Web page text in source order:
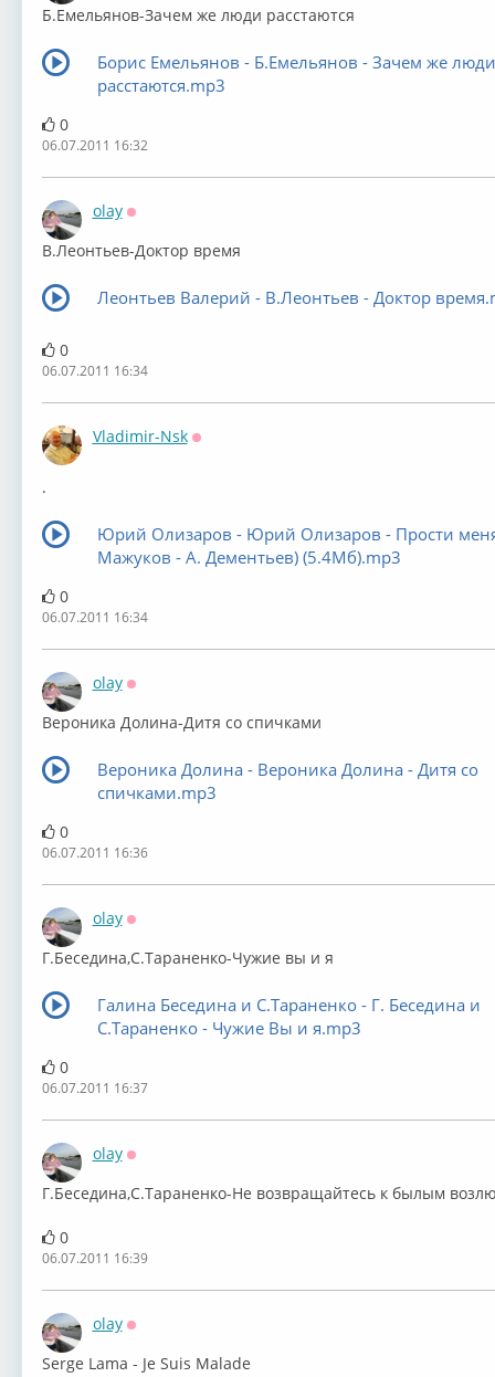
Б.Емельянов-Зачем же люди расстаются
Борис Емельянов - Б.Емельянов - Зачем же люди
расстаются.mp3
0
06.07.2011 16:32
olay
В.Леонтьев-Доктор время
Леонтьев Валерий - В.Леонтьев - Доктор
0
06.07.2011 16:34
Vladimir-Nsk
.
Юрий Олизаров - Юрий Олизаров - Прости
Мажуков - А. Дементьев) (5.4Мб).mp3
0
06.07.2011 16:34
olay
Вероника Долина-Дитя со спичками
Вероника Долина - Вероника Долина - Дитя со
спичками.mp3
0
06.07.2011 16:36
olay
Г.Беседина,С.Тараненко-Чужие вы и я
Галина Беседина и С.Тараненко - Г. Беседина и
С.Тараненко - Чужие Вы и я.mp3
0
06.07.2011 16:37
olay
Г.Беседина,С.Тараненко-Не возвращайтесь к былым
0
06.07.2011 16:39
olay
Serge Lama - Je Suis Malade